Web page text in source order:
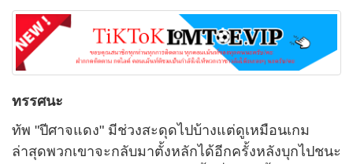
ทรรศนะ
ทัพ "ปีศาจแดง" มีช่วงสะดุดไปบ้างแต่ดูเหมือนเกม
ล่าสุดพวกเขาจะกลับมาตั้งหลักได้อีกครั้งหลังบุกไปชนะ